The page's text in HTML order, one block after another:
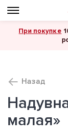
При покупке
Назад
малая»